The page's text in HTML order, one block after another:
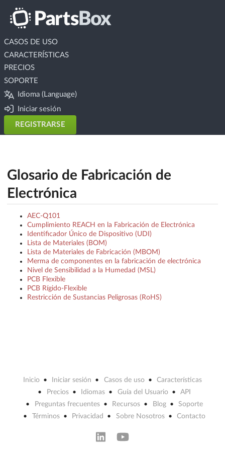
CASOS DE USO
CARACTERÍSTICAS
PRECIOS
SOPORTE
Idioma (Language)
Iniciar sesión
REGISTRARSE
Glosario de Fabricación de
Electrónica
AEC-Q101
Cumplimiento REACH en la Fabricación de Electrónica
Identificador Único de Dispositivo (UDI)
Lista de Materiales (BOM)
Lista de Materiales de Fabricación (MBOM)
Merma de componentes en la fabricación de electrónica
Nivel de Sensibilidad a la Humedad (MSL)
PCB Flexible
PCB Rígido-Flexible
Restricción de Sustancias Peligrosas (RoHS)
Inicio Iniciar sesión Casos de uso
Características
Precios
Idiomas Guía del Usuario
API
Preguntas frecuentes
Recursos Blog
Soporte
Términos
Privacidad Sobre Nosotros Contacto